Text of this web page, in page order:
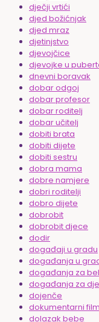
dječji vrtići
djed božićnjak
djed mraz
djetinjstvo
djevojčice
djevojke u
dnevni boravak
dobar odgoj
dobar profesor
dobar roditelj
dobar učitelj
dobiti brata
dobiti dijete
dobiti sestru
dobra mama
dobre namjere
dobri roditelji
dobro dijete
dobrobit
dobrobit djece
dodir
događaji u gradu
događanja u
događanja za
događanja za
dojenče
dokumentarni film
dolazak bebe